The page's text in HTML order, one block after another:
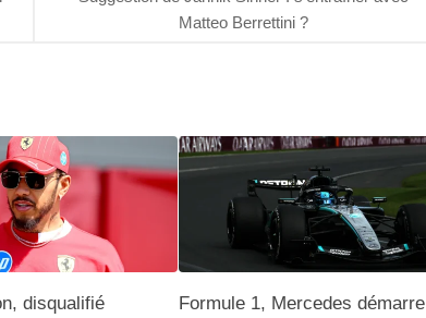
Matteo Berrettini ?
disqualifié
Formule 1, Mercedes démarre